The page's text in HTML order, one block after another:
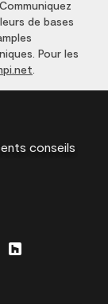
de bases
Pour les
conseils